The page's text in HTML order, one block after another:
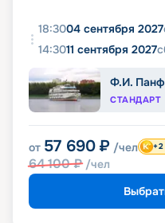
18:3004 сентября 2027
14:3011 сентября 2027
Ф.И.
СТАНДАРТ
от 57 690 ₽ /чел
64 100₽ /чел